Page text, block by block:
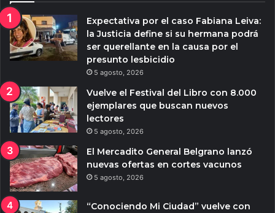
Expectativa por el caso Fabiana Leiva:
la Justicia define si su hermana podrá
ser querellante en la causa por el
presunto lesbicidio
5 agosto, 2026
Vuelve el Festival del Libro con 8.000
ejemplares que buscan nuevos
lectores
5 agosto, 2026
El Mercadito General Belgrano lanzó
nuevas ofertas en cortes vacunos
5 agosto, 2026
“Conociendo Mi Ciudad” vuelve con